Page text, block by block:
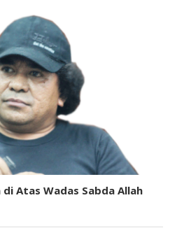
Atas Wadas Sabda Allah